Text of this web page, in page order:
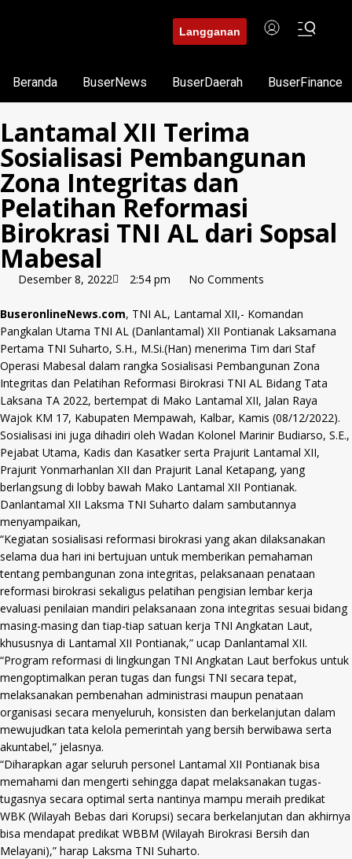
Langganan
Beranda BuserNews BuserDaerah BuserFinance
Lantamal XII Terima
Sosialisasi Pembangunan
Zona Integritas dan
Pelatihan Reformasi
Birokrasi TNI AL dari Sopsal
Mabesal
Desember 8, 2022 2:54 pm No Comments
BuseronlineNews.com, TNI AL, Lantamal XII,- Komandan
Pangkalan Utama TNI AL (Danlantamal) XII Pontianak Laksamana
Pertama TNI Suharto, S.H., M.Si.(Han) menerima Tim dari Staf
Operasi Mabesal dalam rangka Sosialisasi Pembangunan Zona
Integritas dan Pelatihan Reformasi Birokrasi TNI AL Bidang Tata
Laksana TA 2022, bertempat di Mako Lantamal XII, Jalan Raya
Wajok KM 17, Kabupaten Mempawah, Kalbar, Kamis (08/12/2022).
Sosialisasi ini juga dihadiri oleh Wadan Kolonel Marinir Budiarso, S.E.,
Pejabat Utama, Kadis dan Kasatker serta Prajurit Lantamal XII,
Prajurit Yonmarhanlan XII dan Prajurit Lanal Ketapang, yang
berlangsung di lobby bawah Mako Lantamal XII Pontianak.
Danlantamal XII Laksma TNI Suharto dalam sambutannya
menyampaikan,
“Kegiatan sosialisasi reformasi birokrasi yang akan dilaksanakan
selama dua hari ini bertujuan untuk memberikan pemahaman
tentang pembangunan zona integritas, pelaksanaan penataan
reformasi birokrasi sekaligus pelatihan pengisian lembar kerja
evaluasi penilaian mandiri pelaksanaan zona integritas sesuai bidang
masing-masing dan tiap-tiap satuan kerja TNI Angkatan Laut,
khususnya di Lantamal XII Pontianak,” ucap Danlantamal XII.
“Program reformasi di lingkungan TNI Angkatan Laut berfokus untuk
mengoptimalkan peran tugas dan fungsi TNI secara tepat,
melaksanakan pembenahan administrasi maupun penataan
organisasi secara menyeluruh, konsisten dan berkelanjutan dalam
mewujudkan tata kelola pemerintah yang bersih berwibawa serta
akuntabel,” jelasnya.
“Diharapkan agar seluruh personel Lantamal XII Pontianak bisa
memahami dan mengerti sehingga dapat melaksanakan tugas-
tugasnya secara optimal serta nantinya mampu meraih predikat
WBK (Wilayah Bebas dari Korupsi) secara berkelanjutan dan akhirnya
bisa mendapat predikat WBBM (Wilayah Birokrasi Bersih dan
Melayani),” harap Laksma TNI Suharto.